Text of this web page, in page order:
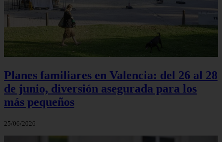
Planes familiares en Valencia: del 26 al 28
de junio, diversión asegurada para los
más pequeños
25/06/2026